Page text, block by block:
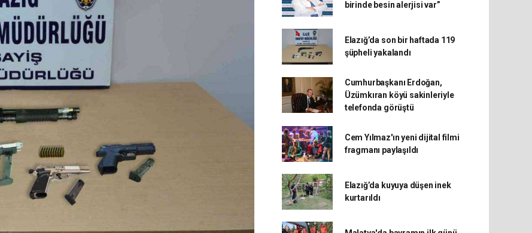
birinde besin alerjisi var”
Elazığ’da son bir haftada 119
şüpheli yakalandı
Cumhurbaşkanı Erdoğan,
Üzümkıran köyü sakinleriyle
telefonda görüştü
Cem Yılmaz'ın yeni dijital filmi
fragmanı paylaşıldı
Elazığ’da kuyuya düşen inek
kurtarıldı